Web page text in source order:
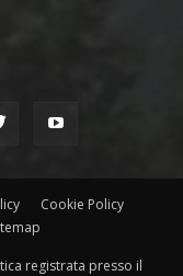
Cookie Policy
registrata presso il